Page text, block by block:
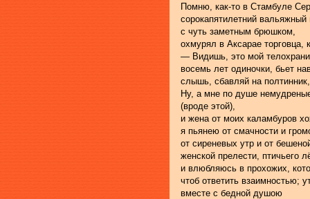
Помню, как-то в Стамбуле
сорокапятилетний
с чуть заметным брюшком,
охмурял в Аксарае торговца,
— Видишь, это мой
восемь лет одиночки, бьет
слышь, сбавляй на
Ну, а мне по душе
(вроде этой),
и жена от моих каламбуров
я пьянею от смачности и
от сиреневых утр и от
женской прелести, птичьего
и влюбляюсь в прохожих,
чтоб ответить взаимностью;
вместе с бедной душою